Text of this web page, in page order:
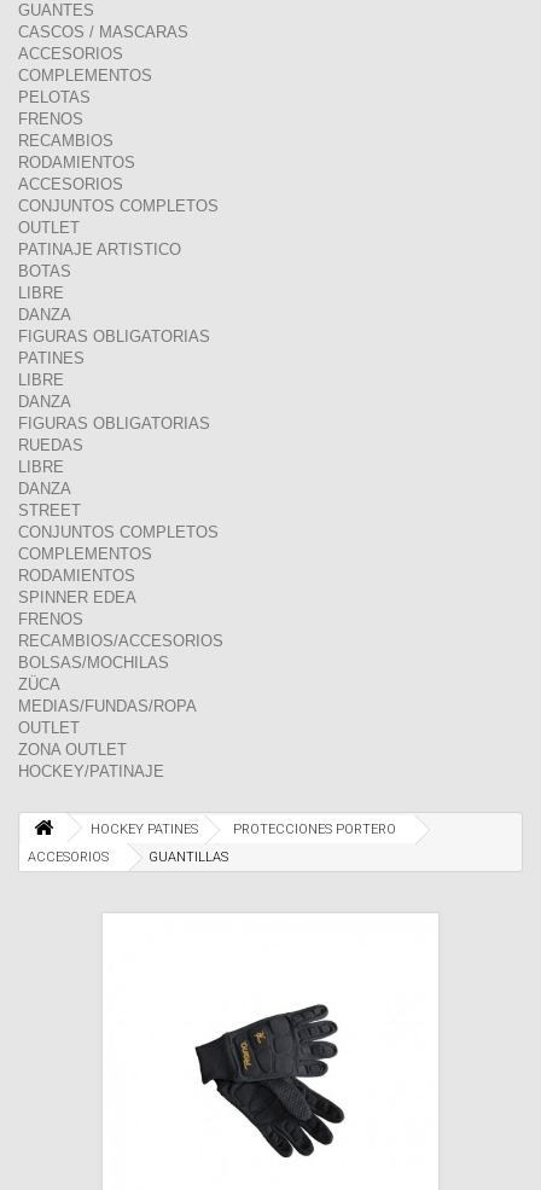
GUANTES
CASCOS / MASCARAS
ACCESORIOS
COMPLEMENTOS
PELOTAS
FRENOS
RECAMBIOS
RODAMIENTOS
ACCESORIOS
CONJUNTOS COMPLETOS
OUTLET
PATINAJE ARTISTICO
BOTAS
LIBRE
DANZA
FIGURAS OBLIGATORIAS
PATINES
LIBRE
DANZA
FIGURAS OBLIGATORIAS
RUEDAS
LIBRE
DANZA
STREET
CONJUNTOS COMPLETOS
COMPLEMENTOS
RODAMIENTOS
SPINNER EDEA
FRENOS
RECAMBIOS/ACCESORIOS
BOLSAS/MOCHILAS
ZÜCA
MEDIAS/FUNDAS/ROPA
OUTLET
ZONA OUTLET
HOCKEY/PATINAJE
HOCKEY PATINES
PROTECCIONES PORTERO
ACCESORIOS
GUANTILLAS